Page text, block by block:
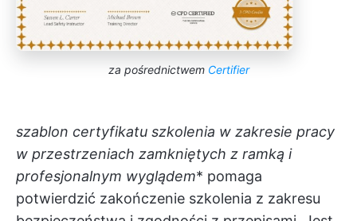
za pośrednictwem Certifier
szablon certyfikatu szkolenia w zakresie pracy
w przestrzeniach zamkniętych z ramką i
profesjonalnym wyglądem* pomaga
potwierdzić zakończenie szkolenia z zakresu